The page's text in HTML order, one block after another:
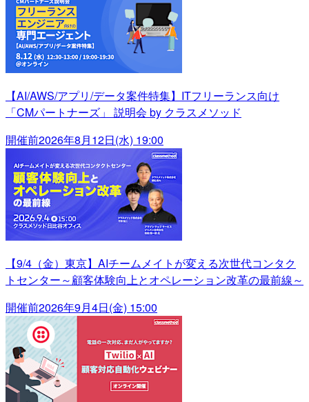
【AI/AWS/アプリ/データ案件特集】ITフリーランス向け
「CMパートナーズ」 説明会 by クラスメソッド
開催前2026年8月12日(水) 19:00
【9/4（金）東京】AIチームメイトが変える次世代コンタク
トセンター～顧客体験向上とオペレーション改革の最前線～
開催前2026年9月4日(金) 15:00